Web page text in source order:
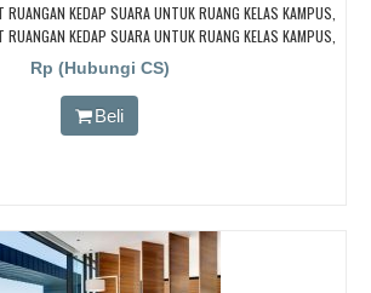
RUANGAN KEDAP SUARA UNTUK RUANG KELAS KAMPUS,
RUANGAN KEDAP SUARA UNTUK RUANG KELAS KAMPUS,
RUANGAN KEDAP SUARA UNTUK RUANG KELAS KAMPUS,
RUANGAN KEDAP SUARA UNTUK RUANG KELAS KAMPUS,
RUANGAN KEDAP SUARA UNTUK RUANG KELAS KAMPUS
Rp (Hubungi CS)
Beli